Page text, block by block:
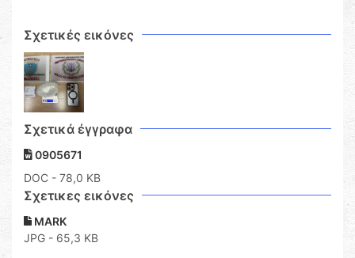
Σχετικές εικόνες
Σχετικά έγγραφα
0905671
DOC - 78,0 KB
Σχετικες εικόνες
MARK
JPG - 65,3 KB